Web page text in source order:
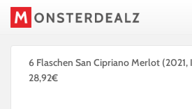
6 Flaschen San Cipriano Merlot
28,92€